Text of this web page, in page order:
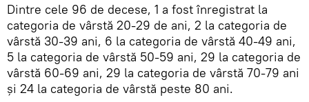
Dintre cele 96 de decese, 1 a fost înregistrat la
categoria de vârstă 20-29 de ani, 2 la categoria de
vârstă 30-39 ani, 6 la categoria de vârstă 40-49 ani,
5 la categoria de vârstă 50-59 ani, 29 la categoria de
vârstă 60-69 ani, 29 la categoria de vârstă 70-79 ani
și 24 la categoria de vârstă peste 80 ani.